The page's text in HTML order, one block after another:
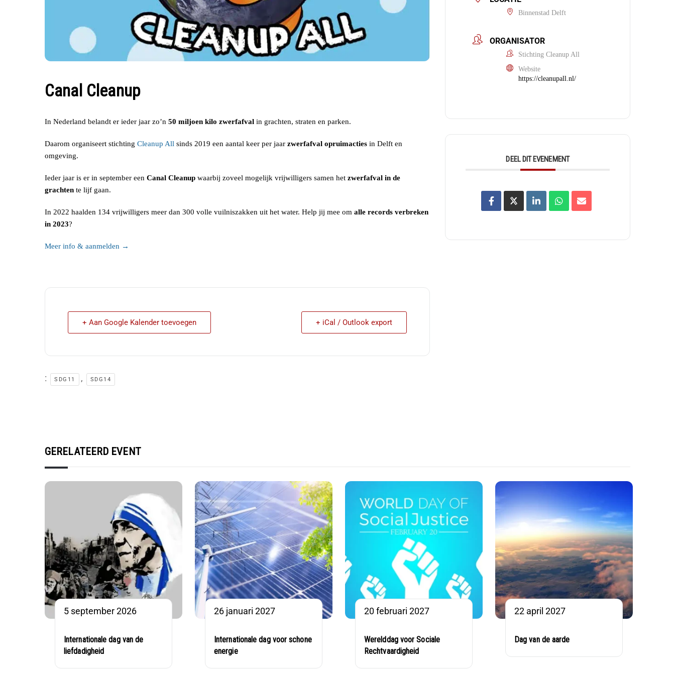
Canal Cleanup
In Nederland belandt er ieder jaar zo’n 50 miljoen kilo zwerfafval in grachten, straten en parken.
Daarom organiseert stichting Cleanup All sinds 2019 een aantal keer per jaar zwerfafval opruimacties in Delft en
omgeving.
Ieder jaar is er in september een Canal Cleanup waarbij zoveel mogelijk vrijwilligers samen het zwerfafval in de
grachten te lijf gaan.
In 2022 haalden 134 vrijwilligers meer dan 300 volle vuilniszakken uit het water. Help jij mee om alle records verbreken
in 2023?
Meer info & aanmelden →
+ Aan Google Kalender toevoegen + iCal / Outlook export
: SDG11 , SDG14
Binnenstad Delft
ORGANISATOR
Stichting Cleanup All
Website
https://cleanupall.nl/
DEEL DIT EVENEMENT
GERELATEERD EVENT
5 september 2026
Internationale dag van de
liefdadigheid
26 januari 2027
Internationale dag voor schone
energie
20 februari 2027
Werelddag voor Sociale
Rechtvaardigheid
22 april 2027
Dag van de aarde